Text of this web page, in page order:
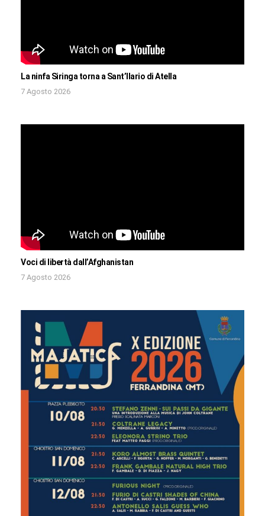
La ninfa Siringa torna a Sant’Ilario di Atella
7 Agosto 2026
Voci di libertà dall’Afghanistan
7 Agosto 2026